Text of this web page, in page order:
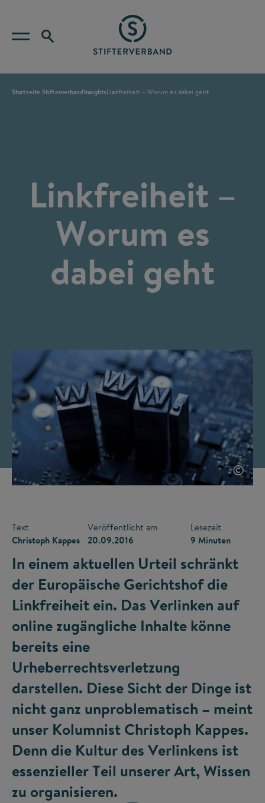
Startseite StifterverbandInsightsLinkfreiheit – Worum es dabei geht
Linkfreiheit –
Worum es
dabei geht
©
Text
Christoph Kappes
Veröffentlicht am
20.09.2016
Lesezeit
9 Minuten
In einem aktuellen Urteil schränkt
der Europäische Gerichtshof die
Linkfreiheit ein. Das Verlinken auf
online zugängliche Inhalte könne
bereits eine
Urheberrechtsverletzung
darstellen. Diese Sicht der Dinge ist
nicht ganz unproblematisch – meint
unser Kolumnist Christoph Kappes.
Denn die Kultur des Verlinkens ist
essenzieller Teil unserer Art, Wissen
zu organisieren.